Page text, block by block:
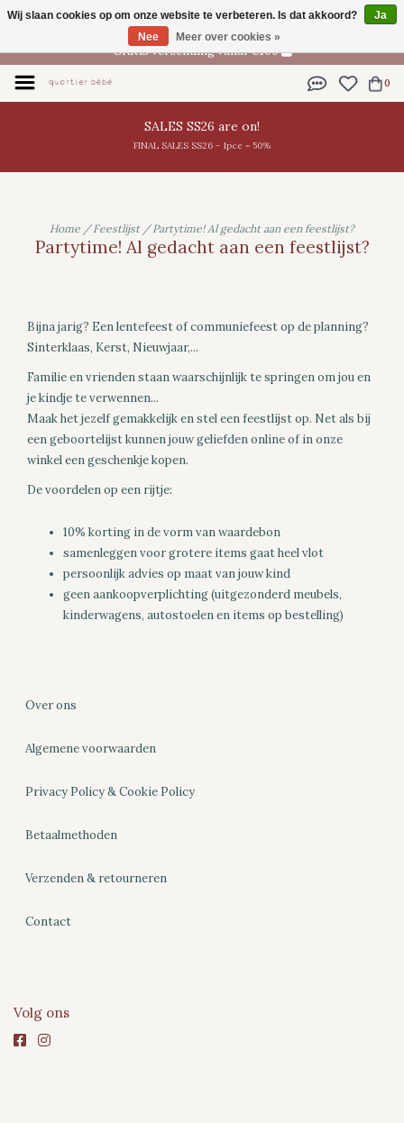
NL
Gratis verzending vanaf €100
0
SALES SS26 are on!
FINAL SALES SS26 - 1pce = 50%
Home /Feestlijst/Partytime! Al gedacht aan een feestlijst?
Partytime! Al gedacht aan een feestlijst?
Bijna jarig? Een lentefeest of communiefeest op de planning?
Sinterklaas, Kerst, Nieuwjaar,...
Familie en vrienden staan waarschijnlijk te springen om jou en
je kindje te verwennen...
Maak het jezelf gemakkelijk en stel een feestlijst op. Net als bij
een geboortelijst kunnen jouw geliefden online of in onze
winkel een geschenkje kopen.
De voordelen op een rijtje:
10% korting in de vorm van waardebon
samenleggen voor grotere items gaat heel vlot
persoonlijk advies op maat van jouw kind
geen aankoopverplichting (uitgezonderd meubels,
kinderwagens, autostoelen en items op bestelling)
Over ons
Algemene voorwaarden
Privacy Policy & Cookie Policy
Betaalmethoden
Verzenden & retourneren
Contact
Volg ons
Wij slaan cookies op om onze website te verbeteren. Is dat akkoord?
Ja
Nee
Meer over cookies »